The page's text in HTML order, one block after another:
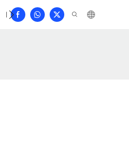
NUACHT ÍOSLÓDÁIL